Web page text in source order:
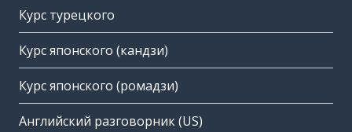
Курс турецкого
Курс японского (кандзи)
Курс японского (ромадзи)
Английский разговорник (US)